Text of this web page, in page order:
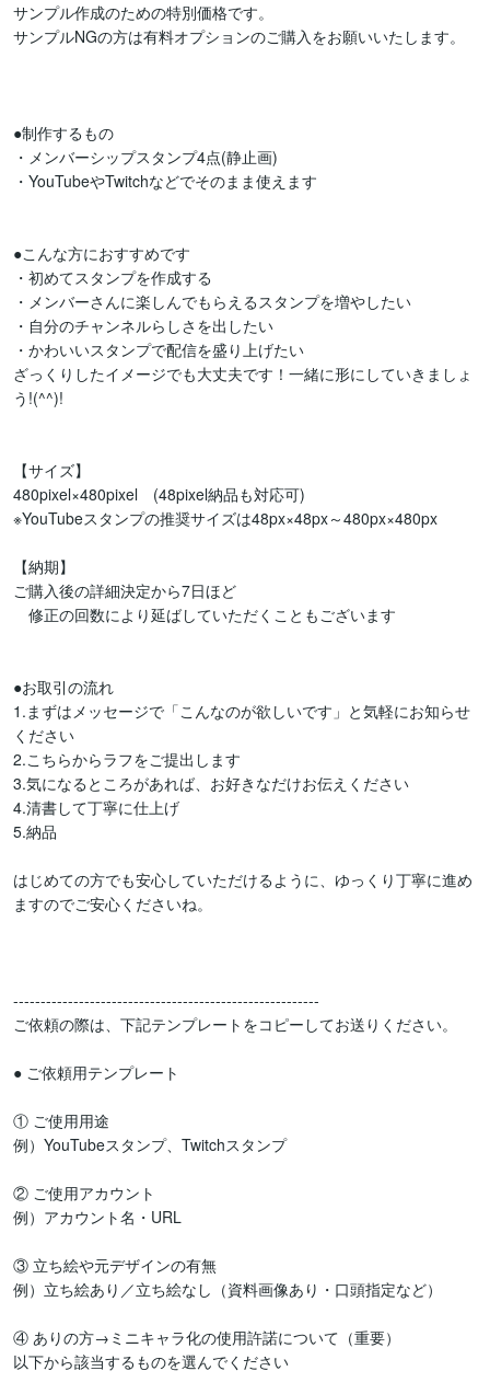
サンプル作成のための特別価格です。
サンプルNGの方は有料オプションのご購入をお願いいたします。
●制作するもの
・メンバーシップスタンプ4点(静止画)
・YouTubeやTwitchなどでそのまま使えます
●こんな方におすすめです
・初めてスタンプを作成する
・メンバーさんに楽しんでもらえるスタンプを増やしたい
・自分のチャンネルらしさを出したい
・かわいいスタンプで配信を盛り上げたい
ざっくりしたイメージでも大丈夫です！一緒に形にしていきましょ
う!(^^)!
【サイズ】
480pixel×480pixel　(48pixel納品も対応可)
※YouTubeスタンプの推奨サイズは48px×48px～480px×480px
【納期】
ご購入後の詳細決定から7日ほど
修正の回数により延ばしていただくこともございます
●お取引の流れ
1.まずはメッセージで「こんなのが欲しいです」と気軽にお知らせ
ください
2.こちらからラフをご提出します
3.気になるところがあれば、お好きなだけお伝えください
4.清書して丁寧に仕上げ
5.納品
はじめての方でも安心していただけるように、ゆっくり丁寧に進め
ますのでご安心くださいね。
--------------------------------------------------------
ご依頼の際は、下記テンプレートをコピーしてお送りください。
● ご依頼用テンプレート
① ご使用用途
例）YouTubeスタンプ、Twitchスタンプ
② ご使用アカウント
例）アカウント名・URL
③ 立ち絵や元デザインの有無
例）立ち絵あり／立ち絵なし（資料画像あり・口頭指定など）
④ ありの方→ミニキャラ化の使用許諾について（重要）
以下から該当するものを選んでください